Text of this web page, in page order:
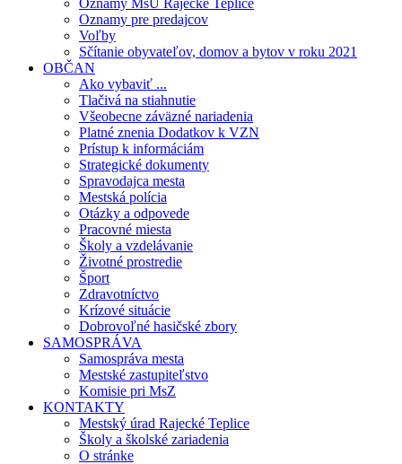
Oznamy pre predajcov
Voľby
Sčítanie obyvateľov, domov a bytov v roku 2021
OBČAN
Ako vybaviť ...
Tlačivá na stiahnutie
Všeobecne záväzné nariadenia
Platné znenia Dodatkov k VZN
Prístup k informáciám
Strategické dokumenty
Spravodajca mesta
Mestská polícia
Otázky a odpovede
Pracovné miesta
Školy a vzdelávanie
Životné prostredie
Šport
Zdravotníctvo
Krízové situácie
Dobrovoľné hasičské zbory
SAMOSPRÁVA
Samospráva mesta
Mestské zastupiteľstvo
Komisie pri MsZ
KONTAKTY
Mestský úrad Rajecké Teplice
Školy a školské zariadenia
O stránke